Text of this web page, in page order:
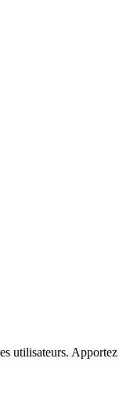
utilisateurs.